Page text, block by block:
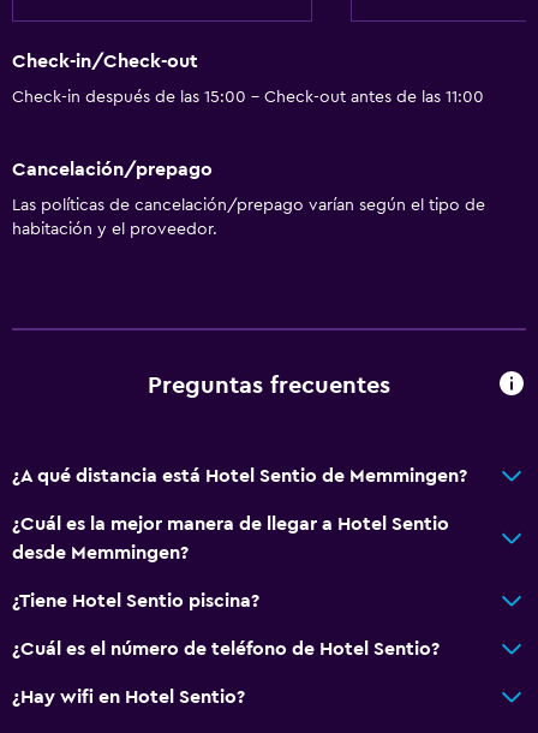
Check-in/Check-out
Check-in después de las 15:00 - Check-out antes de las 11:00
Cancelación/prepago
Las políticas de cancelación/prepago varían según el tipo de
habitación y el proveedor.
Preguntas frecuentes
¿A qué distancia está Hotel Sentio de Memmingen?
¿Cuál es la mejor manera de llegar a Hotel Sentio
desde Memmingen?
¿Tiene Hotel Sentio piscina?
¿Cuál es el número de teléfono de Hotel Sentio?
¿Hay wifi en Hotel Sentio?